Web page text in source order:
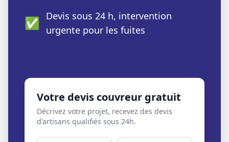
✅ Devis sous 24 h, intervention
urgente pour les fuites
Votre devis couvreur gratuit
Décrivez votre projet, recevez des devis
d'artisans qualifiés sous 24h.